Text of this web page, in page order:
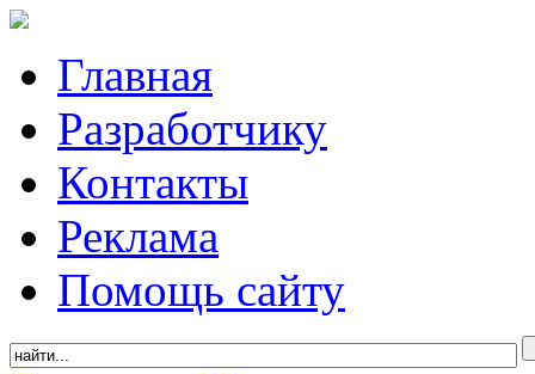
Главная
Разработчику
Контакты
Реклама
Помощь сайту